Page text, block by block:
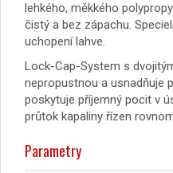
lehkého, měkkého
čistý a bez zápachu.
uchopení lahve.
Lock-Cap-System s
nepropustnou a usnadňuje
poskytuje příjemný pocit v
průtok kapaliny řízen
Parametry